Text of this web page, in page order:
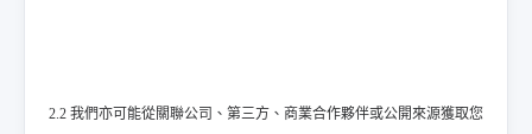
2.2 我們亦可能從關聯公司、第三方、商業合作夥伴或公開來源獲取您